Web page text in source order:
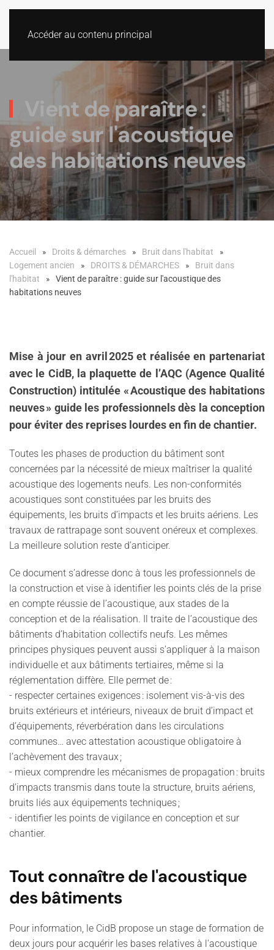
Accéder au contenu principal
Vient de paraître :
guide sur l'acoustique
des habitations neuves
Accueil Droits & démarches
Bruit dans l'habitat
Logement ancien
DROITS & DÉMARCHES
Bruit dans
l'habitat
Vient de paraître : guide sur l'acoustique des
habitations neuves
Mise à jour en avril 2025 et réalisée en partenariat
avec le CidB, la plaquette de l’AQC (Agence Qualité
Construction) intitulée « Acoustique des habitations
neuves » guide les professionnels dès la conception
pour éviter des reprises lourdes en fin de chantier.
Toutes les phases de production du bâtiment sont
concernées par la nécessité de mieux maîtriser la qualité
acoustique des logements neufs. Les non-conformités
acoustiques sont constituées par les bruits des
équipements, les bruits d’impacts et les bruits aériens. Les
travaux de rattrapage sont souvent onéreux et complexes.
La meilleure solution reste d’anticiper.
Ce document s’adresse donc à tous les professionnels de
la construction et vise à identifier les points clés de la prise
en compte réussie de l’acoustique, aux stades de la
conception et de la réalisation. Il traite de l’acoustique des
bâtiments d’habitation collectifs neufs. Les mêmes
principes physiques peuvent aussi s’appliquer à la maison
individuelle et aux bâtiments tertiaires, même si la
réglementation diffère. Elle permet de :
- respecter certaines exigences : isolement vis-à-vis des
bruits extérieurs et intérieurs, niveaux de bruit d’impact et
d’équipements, réverbération dans les circulations
communes… avec attestation acoustique obligatoire à
l’achèvement des travaux ;
- mieux comprendre les mécanismes de propagation : bruits
d’impacts transmis dans toute la structure, bruits aériens,
bruits liés aux équipements techniques ;
- identifier les points de vigilance en conception et sur
chantier.
Tout connaître de l'acoustique
des bâtiments
Pour information, le CidB propose un stage de formation de
deux jours pour acquérir les bases relatives à l'acoustique